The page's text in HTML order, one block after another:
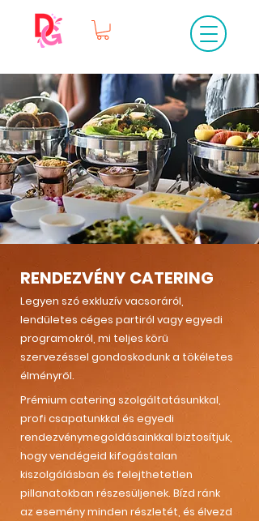
RENDEZVÉNY CATERING
Legyen szó exkluzív vacsoráról,
lendületes céges partiról vagy egyedi
programokról, mi teljes körű
szervezéssel gondoskodunk a tökéletes
élményről.
Prémium catering szolgáltatásunkkal,
profi csapatunkkal és egyedi
rendezvénymegoldásainkkal biztosítjuk,
hogy vendégeid kifogástalan
kiszolgálásban és felejthetetlen
pillanatokban részesüljenek. Bízd ránk
az esemény minden részletét, és élvezd